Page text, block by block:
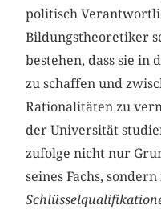
politisch
Bildungstheoretiker
bestehen, dass sie in
zu schaffen und
Rationalitäten zu
der Universität
zufolge nicht nur
seines Fachs,